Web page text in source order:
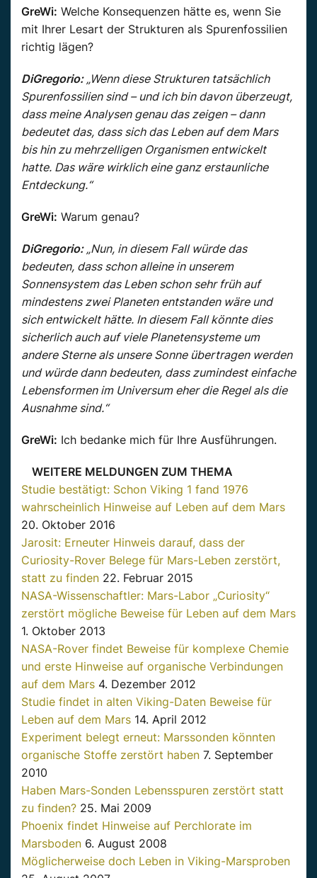
GreWi: Welche Konsequenzen hätte es, wenn Sie
mit Ihrer Lesart der Strukturen als Spurenfossilien
richtig lägen?
DiGregorio:„Wenn diese Strukturen tatsächlich
Spurenfossilien sind – und ich bin davon überzeugt,
dass meine Analysen genau das zeigen – dann
bedeutet das, dass sich das Leben auf dem Mars
bis hin zu mehrzelligen Organismen entwickelt
hatte. Das wäre wirklich eine ganz erstaunliche
Entdeckung.“
GreWi: Warum genau?
DiGregorio:„Nun, in diesem Fall würde das
bedeuten, dass schon alleine in unserem
Sonnensystem das Leben schon sehr früh auf
mindestens zwei Planeten entstanden wäre und
sich entwickelt hätte. In diesem Fall könnte dies
sicherlich auch auf viele Planetensysteme um
andere Sterne als unsere Sonne übertragen werden
und würde dann bedeuten, dass zumindest einfache
Lebensformen im Universum eher die Regel als die
Ausnahme sind.“
GreWi: Ich bedanke mich für Ihre Ausführungen.
WEITERE MELDUNGEN ZUM THEMA
Studie bestätigt: Schon Viking 1 fand 1976
wahrscheinlich Hinweise auf Leben auf dem Mars
20. Oktober 2016
Jarosit: Erneuter Hinweis darauf, dass der
Curiosity-Rover Belege für Mars-Leben zerstört,
statt zu finden 22. Februar 2015
NASA-Wissenschaftler: Mars-Labor „Curiosity“
zerstört mögliche Beweise für Leben auf dem Mars
1. Oktober 2013
NASA-Rover findet Beweise für komplexe Chemie
und erste Hinweise auf organische Verbindungen
auf dem Mars 4. Dezember 2012
Studie findet in alten Viking-Daten Beweise für
Leben auf dem Mars 14. April 2012
Experiment belegt erneut: Marssonden könnten
organische Stoffe zerstört haben 7. September
2010
Haben Mars-Sonden Lebensspuren zerstört statt
zu finden? 25. Mai 2009
Phoenix findet Hinweise auf Perchlorate im
Marsboden 6. August 2008
Möglicherweise doch Leben in Viking-Marsproben